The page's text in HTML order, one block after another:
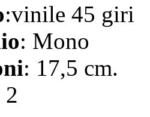
:vinile 45 giri
: Mono
: 17,5 cm.
2